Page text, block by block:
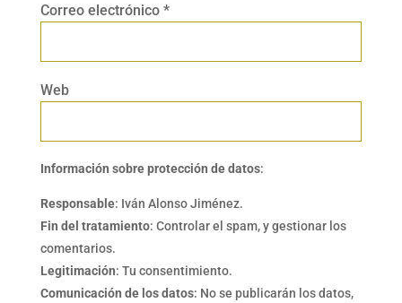
Correo electrónico *
Web
Información sobre protección de datos:
Responsable: Iván Alonso Jiménez.
Fin del tratamiento: Controlar el spam, y gestionar los
comentarios.
Legitimación: Tu consentimiento.
Comunicación de los datos: No se publicarán los datos,